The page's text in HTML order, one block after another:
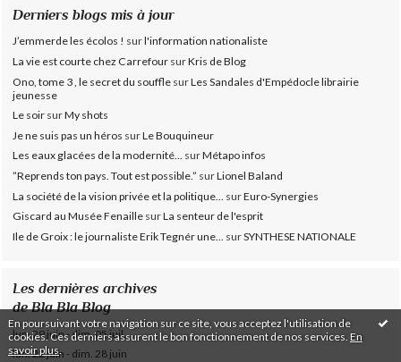
En poursuivant votre navigation sur ce site, vous acceptez l'utilisation de
cookies. Ces derniers assurent le bon fonctionnement de nos services. En
savoir plus.
Derniers blogs mis à jour
J’emmerde les écolos ! surl'information nationaliste
La vie est courte chez Carrefour surKris de Blog
Ono, tome 3 , le secret du souffle surLes Sandales d'Empédocle librairie
jeunesse
Le soir surMy shots
Je ne suis pas un héros surLe Bouquineur
Les eaux glacées de la modernité... surMétapo infos
”Reprends ton pays. Tout est possible.” surLionel Baland
La société de la vision privée et la politique...
surEuro-Synergies
Giscard au Musée Fenaille surLa senteur de l'esprit
Ile de Groix : le journaliste Erik Tegnér une...
surSYNTHESE NATIONALE
Les dernières archives
de Bla Bla Blog
lun. 29 juin - dim. 05 juil.
lun. 22 juin - dim. 28 juin